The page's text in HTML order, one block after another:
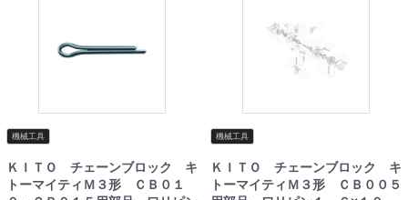
機械工具
ＫＩＴＯ チェーンブロック キ
トーマイティＭ３形 ＣＢ０１
機械工具
ＫＩＴＯ チェーンブロック キ
トーマイティＭ３形 ＣＢ００５